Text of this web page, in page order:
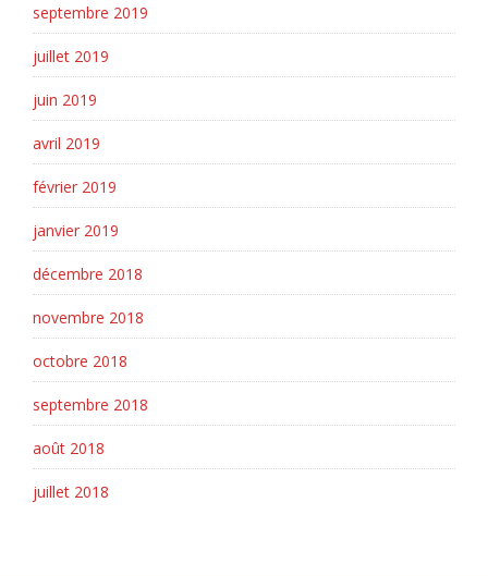
septembre 2019
juillet 2019
juin 2019
avril 2019
février 2019
janvier 2019
décembre 2018
novembre 2018
octobre 2018
septembre 2018
août 2018
juillet 2018